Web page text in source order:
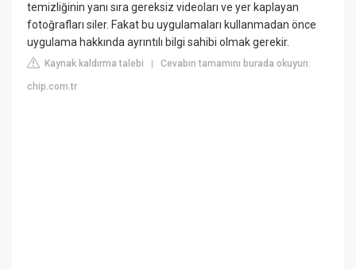
temizliğinin yanı sıra gereksiz videoları ve yer kaplayan
fotoğrafları siler. Fakat bu uygulamaları kullanmadan önce
uygulama hakkında ayrıntılı bilgi sahibi olmak gerekir.
Kaynak kaldırma talebi |Cevabın tamamını burada okuyun:
chip.com.tr